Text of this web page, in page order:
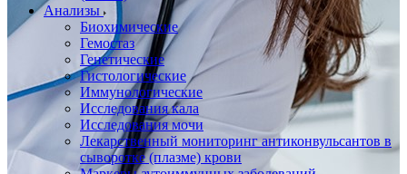
Анализы
Биохимические
Гемостаз
Генетические
Гистологические
Иммунологические
Исследования кала
Исследования мочи
Лекарственный мониторинг антиконвульсантов в
сыворотке (плазме) крови